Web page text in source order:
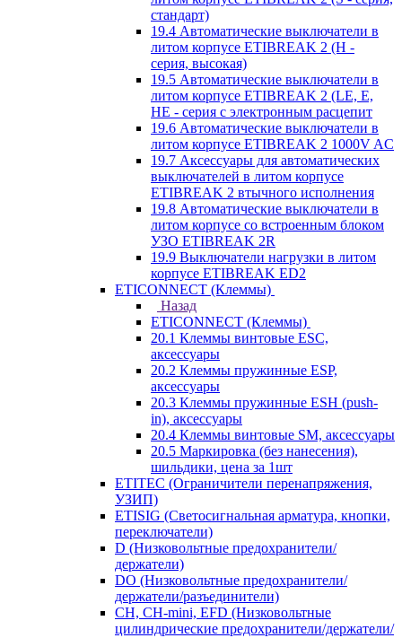
стандарт)
19.4 Автоматические выключатели в
литом корпусе ETIBREAK 2 (H -
серия, высокая)
19.5 Автоматические выключатели в
литом корпусе ETIBREAK 2 (LE, E,
HE - серия с электронным расцепит
19.6 Автоматические выключатели в
литом корпусе ETIBREAK 2 1000V AC
19.7 Аксессуары для автоматических
выключателей в литом корпусе
ETIBREAK 2 втычного исполнения
19.8 Автоматические выключатели в
литом корпусе со встроенным блоком
УЗО ETIBREAK 2R
19.9 Выключатели нагрузки в литом
корпусе ETIBREAK ED2
ETICONNECT (Клеммы)
Назад
ETICONNECT (Клеммы)
20.1 Клеммы винтовые ESC,
аксессуары
20.2 Клеммы пружинные ESP,
аксессуары
20.3 Клеммы пружинные ESH (push-
in), аксессуары
20.4 Клеммы винтовые SM, аксессуары
20.5 Маркировка (без нанесения),
шильдики, цена за 1шт
ETITEC (Ограничители перенапряжения,
УЗИП)
ETISIG (Светосигнальная арматура, кнопки,
переключатели)
D (Низковольтные предохранители/
держатели)
DO (Низковольтные предохранители/
держатели/разъединители)
CH, CH-mini, EFD (Низковольтные
цилиндрические предохранители/держатели/